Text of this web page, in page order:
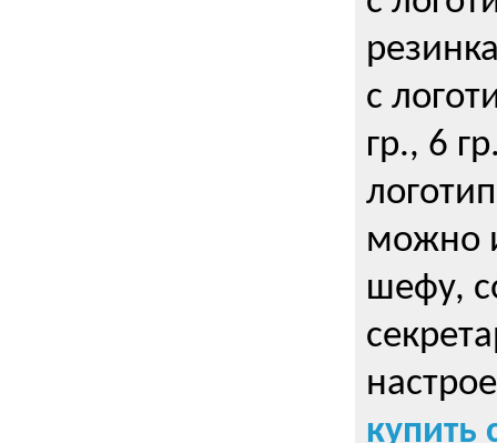
с
гр., 6
можно
шефу,
купить